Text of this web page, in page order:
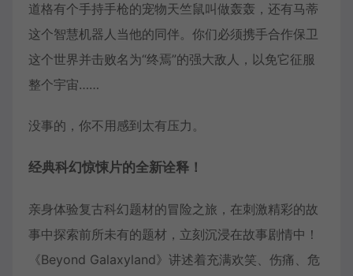
道格有个手持手枪的宠物天竺鼠叫做轰轰，还有马蒂
这个智慧机器人当他的同伴。你们必须携手合作保卫
这个世界并击败名为“终焉”的强大敌人，以免它征服
整个宇宙……
没事的，你不用感到太有压力。
经典科幻惊悚片的全新诠释！
亲身体验复古科幻题材的冒险之旅，在刺激精彩的故
事中探索前所未有的题材，立刻沉浸在故事剧情中！
《Beyond Galaxyland》讲述着充满欢笑、伤痛、危